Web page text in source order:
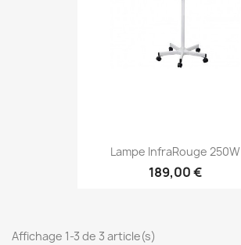
Lampe InfraRouge 250W
189,00 €
Affichage 1-3 de 3 article(s)